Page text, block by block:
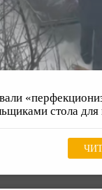
стола для